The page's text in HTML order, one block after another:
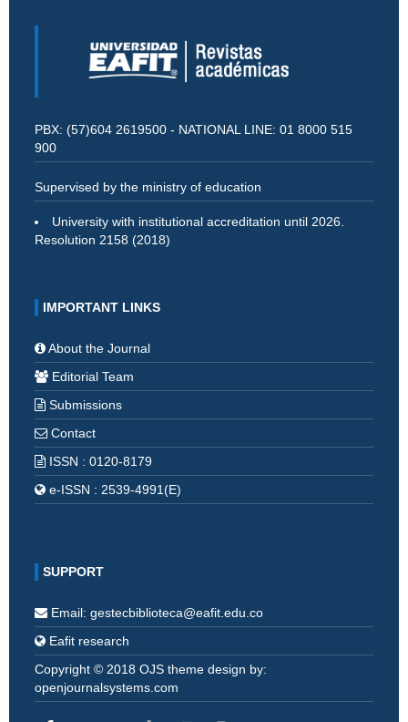
PBX: (57)604 2619500 - NATIONAL LINE: 01 8000 515
900
Supervised by the ministry of education
University with institutional accreditation until 2026.
Resolution 2158 (2018)
IMPORTANT LINKS
About the Journal
Editorial Team
Submissions
Contact
ISSN : 0120-8179
e-ISSN : 2539-4991(E)
SUPPORT
Email: gestecbiblioteca@eafit.edu.co
Eafit research
Copyright © 2018 OJS theme design by:
openjournalsystems.com